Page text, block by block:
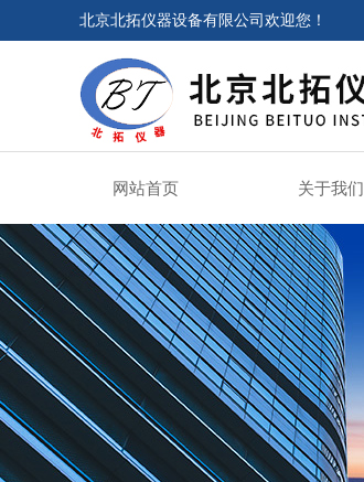
北京北拓仪器设备有限公司欢迎您！
网站首页 关于我们